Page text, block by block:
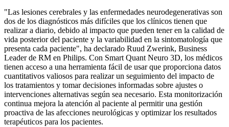
"Las lesiones cerebrales y las enfermedades neurodegenerativas son
dos de los diagnósticos más difíciles que los clínicos tienen que
realizar a diario, debido al impacto que pueden tener en la calidad de
vida posterior del paciente y la variabilidad en la sintomatología que
presenta cada paciente", ha declarado Ruud Zwerink, Business
Leader de RM en Philips. Con Smart Quant Neuro 3D, los médicos
tienen acceso a una herramienta fácil de usar que proporciona datos
cuantitativos valiosos para realizar un seguimiento del impacto de
los tratamientos y tomar decisiones informadas sobre ajustes o
intervenciones alternativas según sea necesario. Esta monitorización
continua mejora la atención al paciente al permitir una gestión
proactiva de las afecciones neurológicas y optimizar los resultados
terapéuticos para los pacientes.